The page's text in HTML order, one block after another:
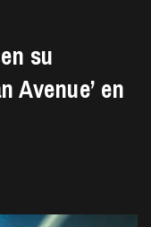
su
Avenue’ en